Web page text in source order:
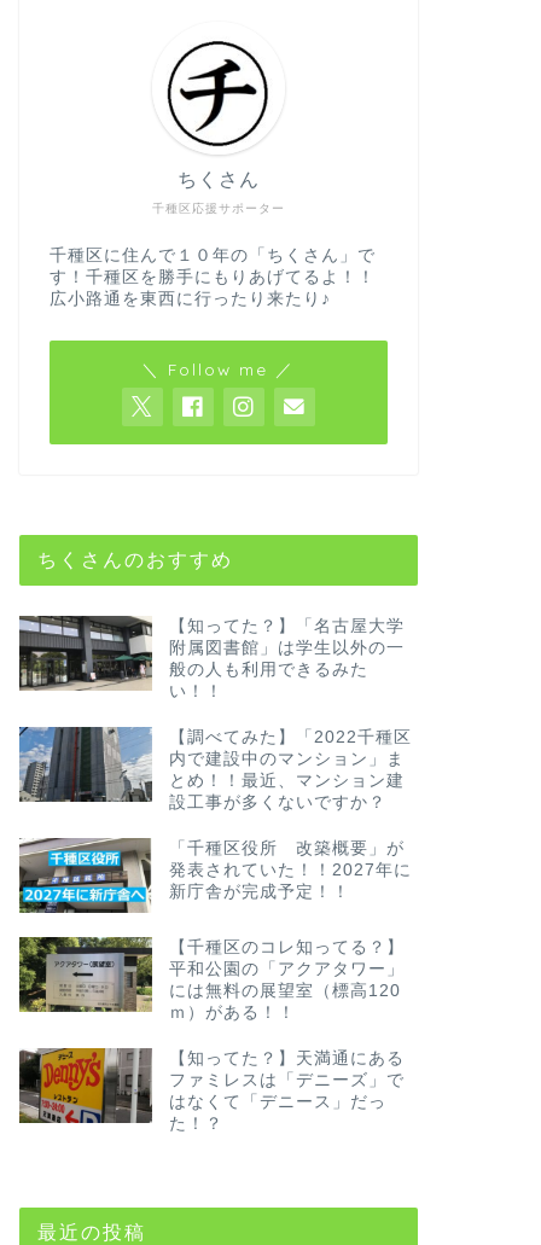
千種区応援サポーター
ちくさん
千種区に住んで１０年の「ちくさん」で
す！千種区を勝手にもりあげてるよ！！
広小路通を東西に行ったり来たり♪
＼ Follow me ／
ちくさんのおすすめ
【知ってた？】「名古屋大学
附属図書館」は学生以外の一
般の人も利用できるみた
い！！
【調べてみた】「2022千種区
内で建設中のマンション」ま
とめ！！最近、マンション建
設工事が多くないですか？
「千種区役所 改築概要」が
発表されていた！！2027年に
新庁舎が完成予定！！
【千種区のコレ知ってる？】
平和公園の「アクアタワー」
には無料の展望室（標高120
ｍ）がある！！
【知ってた？】天満通にある
ファミレスは「デニーズ」で
はなくて「デニース」だっ
た！？
最近の投稿